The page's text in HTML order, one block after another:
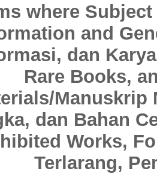
where
and
dan
Rare Books,
Manuskrip
dan Bahan
Works,
Terlarang,